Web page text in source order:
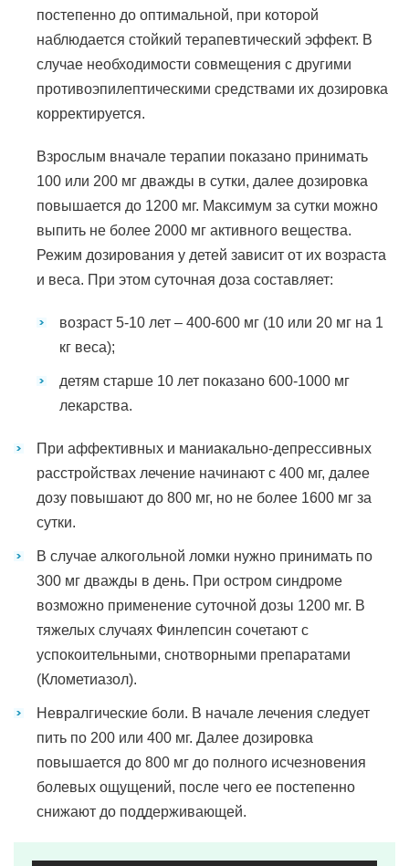
постепенно до оптимальной, при которой
наблюдается стойкий терапевтический эффект. В
случае необходимости совмещения с другими
противоэпилептическими средствами их дозировка
корректируется.
Взрослым вначале терапии показано принимать
100 или 200 мг дважды в сутки, далее дозировка
повышается до 1200 мг. Максимум за сутки можно
выпить не более 2000 мг активного вещества.
Режим дозирования у детей зависит от их возраста
и веса. При этом суточная доза составляет:
возраст 5-10 лет – 400-600 мг (10 или 20 мг на 1
кг веса);
детям старше 10 лет показано 600-1000 мг
лекарства.
При аффективных и маниакально-депрессивных
расстройствах лечение начинают с 400 мг, далее
дозу повышают до 800 мг, но не более 1600 мг за
сутки.
В случае алкогольной ломки нужно принимать по
300 мг дважды в день. При остром синдроме
возможно применение суточной дозы 1200 мг. В
тяжелых случаях Финлепсин сочетают с
успокоительными, снотворными препаратами
(Клометиазол).
Невралгические боли. В начале лечения следует
пить по 200 или 400 мг. Далее дозировка
повышается до 800 мг до полного исчезновения
болевых ощущений, после чего ее постепенно
снижают до поддерживающей.